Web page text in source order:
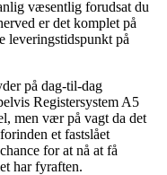
væsentlig forudsat du
er det komplet på
leveringstidspunkt på
på dag-til-dag
Registersystem A5
men vær på vagt da det
et fastslået
for at nå at få
har fyraften.